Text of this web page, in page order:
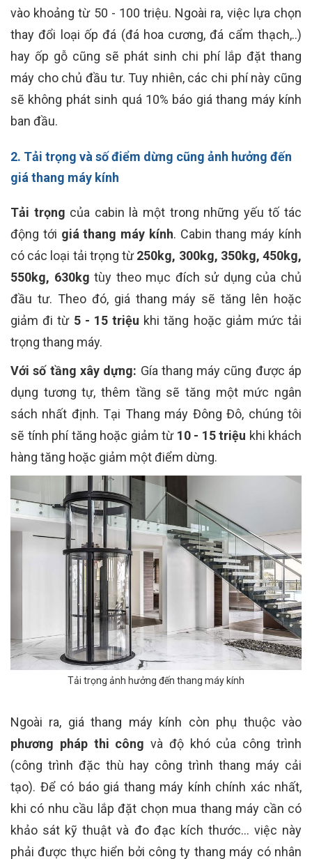
vào khoảng từ 50 - 100 triệu. Ngoài ra, việc lựa chọn
thay đổi loại ốp đá (đá hoa cương, đá cẩm thạch,..)
hay ốp gỗ cũng sẽ phát sinh chi phí lắp đặt thang
máy cho chủ đầu tư. Tuy nhiên, các chi phí này cũng
sẽ không phát sinh quá 10% báo giá thang máy kính
ban đầu.
2. Tải trọng và số điểm dừng cũng ảnh hưởng đến
giá thang máy kính
Tải trọng của cabin là một trong những yếu tố tác
động tới giá thang máy kính. Cabin thang máy kính
có các loại tải trọng từ250kg, 300kg, 350kg, 450kg,
550kg, 630kg tùy theo mục đích sử dụng của chủ
đầu tư. Theo đó, giá thang máy sẽ tăng lên hoặc
giảm đi từ5 - 15 triệu khi tăng hoặc giảm mức tải
trọng thang máy.
Với số tầng xây dựng: Gía thang máy cũng được áp
dụng tương tự, thêm tầng sẽ tăng một mức ngân
sách nhất định. Tại Thang máy Đông Đô, chúng tôi
sẽ tính phí tăng hoặc giảm từ 10 - 15 triệu khi khách
hàng tăng hoặc giảm một điểm dừng.
Tải trọng ảnh hưởng đến thang máy kính
Ngoài ra, giá thang máy kính còn phụ thuộc vào
phương pháp thi công và độ khó của công trình
(công trình đặc thù hay công trình thang máy cải
tạo). Để có báo giá thang máy kính chính xác nhất,
khi có nhu cầu lắp đặt chọn mua thang máy cần có
khảo sát kỹ thuật và đo đạc kích thước... việc này
phải được thực hiển bởi công ty thang máy có nhân